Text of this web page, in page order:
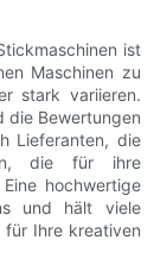
ist
Maschinen zu
stark variieren.
die Bewertungen
Lieferanten, die
die für ihre
hochwertige
und hält viele
für Ihre kreativen